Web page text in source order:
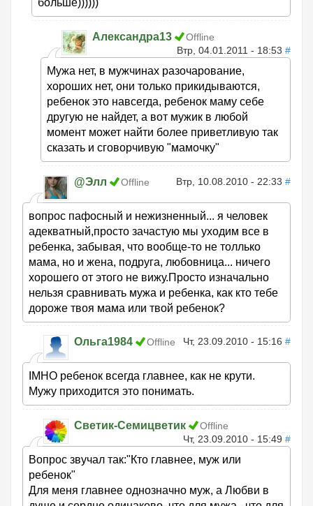
больше))))))
Александра13
Offline
Втр, 04.01.2011 - 18:53 #
Мужа нет, в мужчинах разочарование,
хороших нет, они только прикидываются,
ребенок это навсегда, ребенок маму себе
другую не найдет, а вот мужик в любой
момент может найти более приветливую так
сказать и сговорчивую "мамочку"
@Элл Offline Втр, 10.08.2010 - 22:33 #
вопрос пафосный и нежизненный... я человек
адекватный,просто зачастую мы уходим все в
ребенка, забывая, что вообще-то не толлько
мама, но и жена, подруга, любовница... ничего
хорошего от этого не вижу.Просто изначально
нельзя сравнивать мужа и ребенка, как кто тебе
дороже твоя мама или твой ребенок?
Ольга1984 Offline Чт, 23.09.2010 - 15:16 #
IMHO ребенок всегда главнее, как не крути.
Мужу приходится это понимать.
Светик-Семицветик
Offline
Чт, 23.09.2010 - 15:49 #
Вопрос звучал так:"Кто главнее, муж или
ребенок"
Для меня главнее однозначно муж, а Любви в